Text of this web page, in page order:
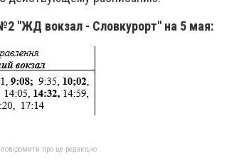
"ЖД вокзал - Словкурорт" на 5 мая:
про це редакцію